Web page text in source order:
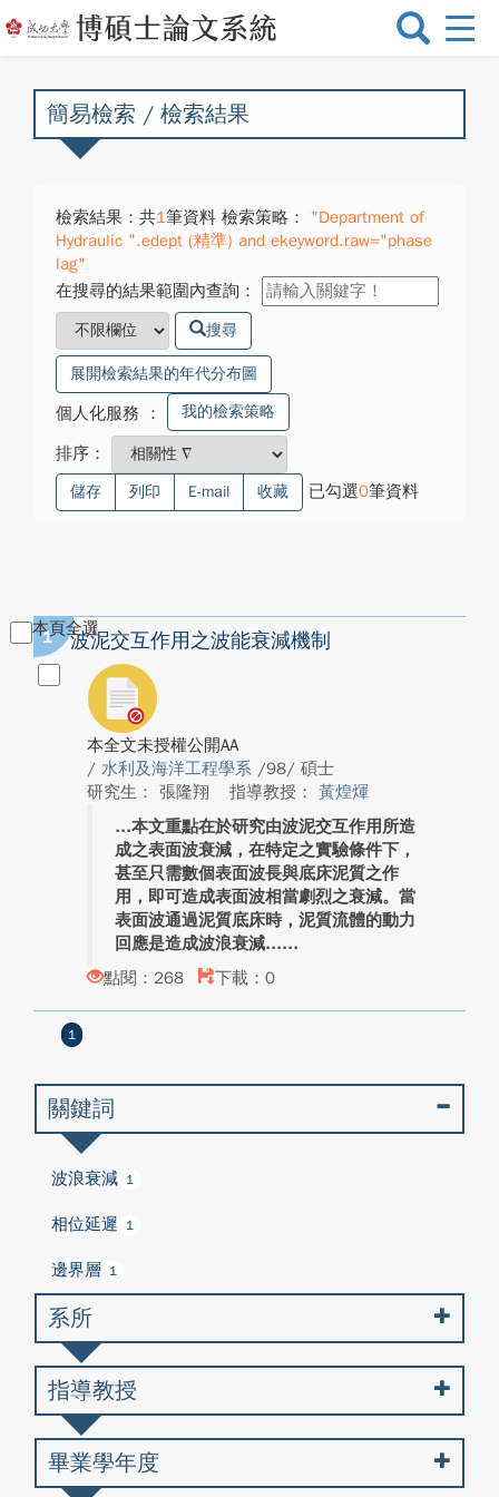
選
換
簡易檢索 / 檢索結果
檢索結果：共1筆資料 檢索策略：
"Department of
Hydraulic ".edept (精準) and ekeyword.raw="phase
lag"
在搜尋的結果範圍內查詢：
搜尋
展開檢索結果的年代分布圖
個人化服務 ： 我的檢索策略
排序：
儲存 列印 E-mail 收藏 已勾選0筆資料
本頁全選
1 波泥交互作用之波能衰減機制
本全文未授權公開AA
/ 水利及海洋工程學系 /98/ 碩士
研究生： 張隆翔
指導教授： 黃煌煇
本文重點在於研究由波泥交互作用所造
成之表面波衰減，在特定之實驗條件下，
甚至只需數個表面波長與底床泥質之作
用，即可造成表面波相當劇烈之衰減。當
表面波通過泥質底床時，泥質流體的動力
回應是造成波浪衰減...
點閱：268
下載：0
1
關鍵詞
波浪衰減 1
相位延遲 1
邊界層 1
系所
指導教授
畢業學年度